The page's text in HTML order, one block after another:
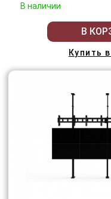
В наличии
В
Купить